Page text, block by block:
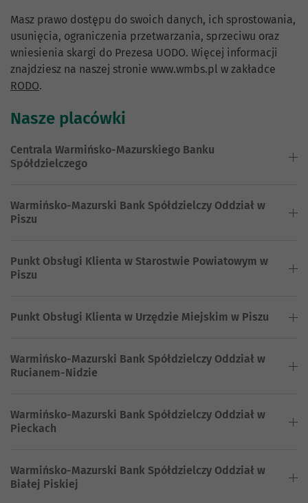
Masz prawo dostępu do swoich danych, ich sprostowania,
usunięcia, ograniczenia przetwarzania, sprzeciwu oraz
wniesienia skargi do Prezesa UODO. Więcej informacji
znajdziesz na naszej stronie www.wmbs.pl w zakładce
RODO.
Nasze placówki
Centrala Warmińsko-Mazurskiego Banku
Spółdzielczego
Warmińsko-Mazurski Bank Spółdzielczy Oddział w
Piszu
Punkt Obsługi Klienta w Starostwie Powiatowym w
Piszu
Punkt Obsługi Klienta w Urzędzie Miejskim w Piszu
Warmińsko-Mazurski Bank Spółdzielczy Oddział w
Rucianem-Nidzie
Warmińsko-Mazurski Bank Spółdzielczy Oddział w
Pieckach
Warmińsko-Mazurski Bank Spółdzielczy Oddział w
Białej Piskiej